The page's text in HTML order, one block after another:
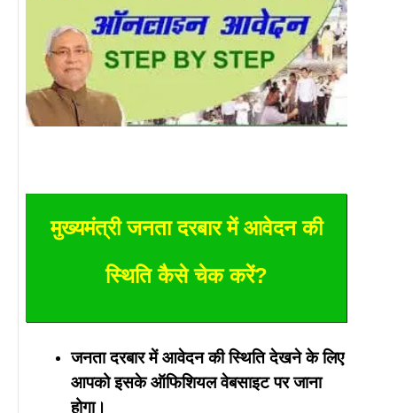
मुख्यमंत्री जनता दरबार में आवेदन की
स्थिति कैसे चेक करें?
जनता दरबार में आवेदन की स्थिति देखने के लिए
आपको इसके ऑफिशियल वेबसाइट पर जाना
होगा।